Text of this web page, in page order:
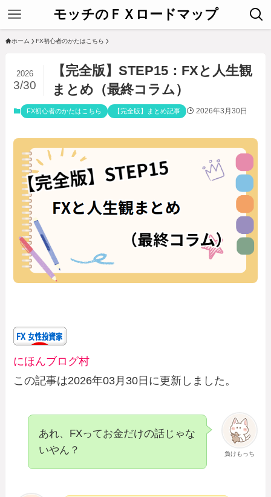
モッチのＦＸロードマップ
ホーム FX初心者のかたはこちら
【完全版】STEP15：FXと人生観
まとめ（最終コラム）
2026
3/30
FX初心者のかたはこちら 【完全版】まとめ記事 2026年3月30日
にほんブログ村
この記事は2026年03月30日に更新しました。
負けもっち
あれ、FXってお金だけの話じゃな
いやん？